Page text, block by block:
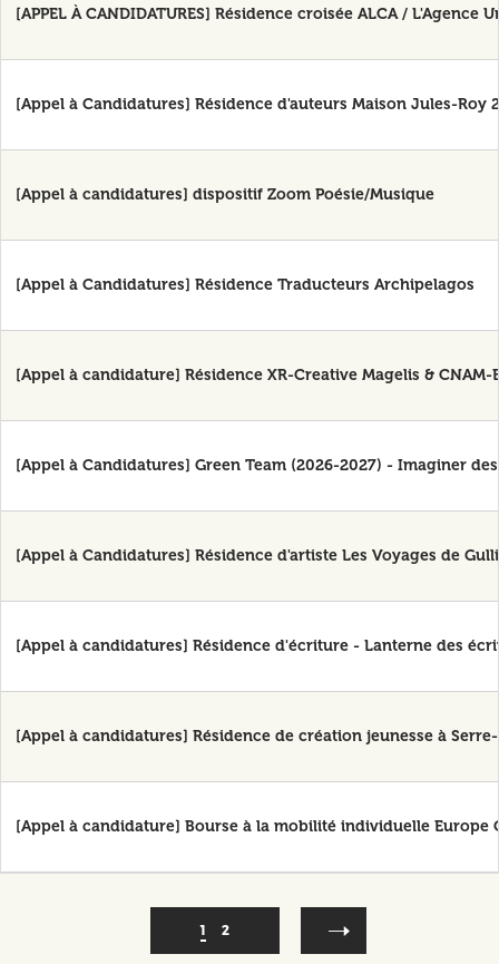
[APPEL À CANDIDATURES] Résidence croisée ALCA / L'Agence
[Appel à Candidatures] Résidence d'auteurs Maison Jules-Roy
[Appel à candidatures] dispositif Zoom Poésie/Musique
[Appel à Candidatures] Résidence Traducteurs Archipelagos
[Appel à candidature] Résidence XR-Creative Magelis & CNAM-
[Appel à Candidatures] Green Team (2026-2027) - Imaginer
[Appel à Candidatures] Résidence d'artiste Les Voyages de
[Appel à candidatures] Résidence d'écriture - Lanterne des
[Appel à candidatures] Résidence de création jeunesse à
[Appel à candidature] Bourse à la mobilité individuelle Europe
Page
courante
1 Page
2